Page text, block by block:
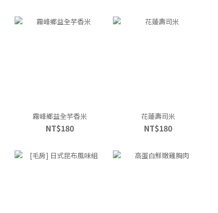
霧峰鄉益全芋香米
NT$180
花蓮壽司米
NT$180